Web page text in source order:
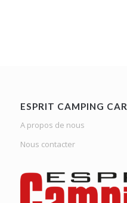
ESPRIT CAMPING CAR
A propos de nous
Nous contacter